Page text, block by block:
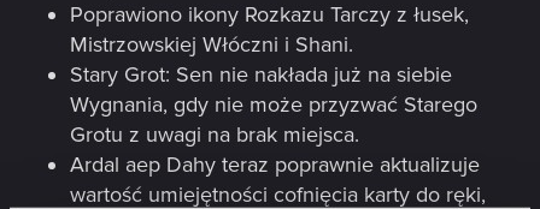
Poprawiono ikony Rozkazu Tarczy z łusek,
Mistrzowskiej Włóczni i Shani.
Stary Grot: Sen nie nakłada już na siebie
Wygnania, gdy nie może przyzwać Starego
Grotu z uwagi na brak miejsca.
Ardal aep Dahy teraz poprawnie aktualizuje
wartość umiejętności cofnięcia karty do ręki,